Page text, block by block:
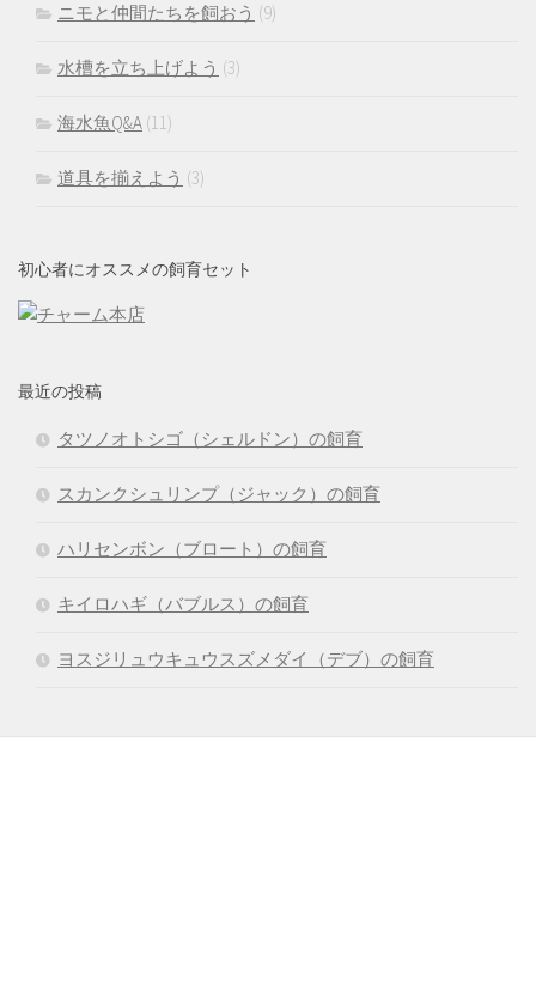
ニモと仲間たちを飼おう (9)
水槽を立ち上げよう (3)
海水魚Q&A (11)
道具を揃えよう (3)
初心者にオススメの飼育セット
最近の投稿
タツノオトシゴ（シェルドン）の飼育
スカンクシュリンプ（ジャック）の飼育
ハリセンボン（ブロート）の飼育
キイロハギ（バブルス）の飼育
ヨスジリュウキュウスズメダイ（デブ）の飼育